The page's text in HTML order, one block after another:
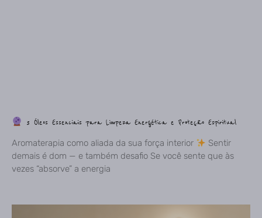
3 Óleos Essenciais para Limpeza Energética e Proteção Espiritual
Aromaterapia como aliada da sua força interior
Sentir
demais é dom — e também desafio Se você sente que às
vezes “absorve” a energia